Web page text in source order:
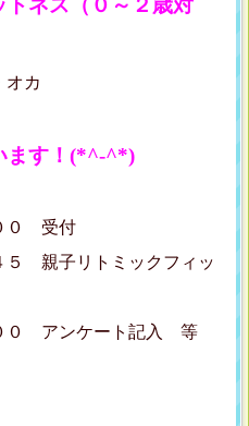
ネス（０～２歳対
オカ
ます！(*^-^*)
受付
親子リトミックフィッ
アンケート記入 等